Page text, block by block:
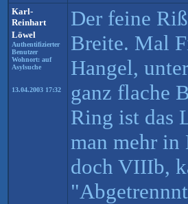
Karl-
Reinhart
Löwel
Authentifizierter
Benutzer
Wohnort: auf
Asylsuche
13.04.2003 17:32
Der feine
Breite. Mal
Hangel,
ganz flache
Ring ist das
man mehr in
doch VIIIb,